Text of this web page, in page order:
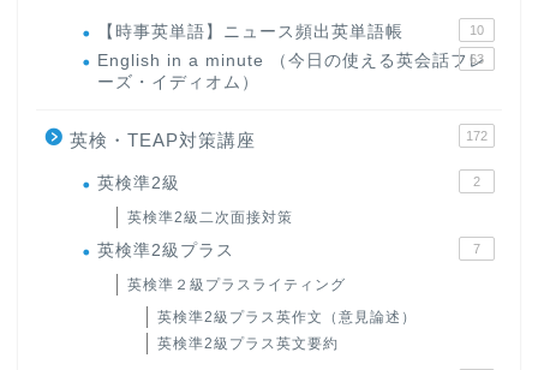
【時事英単語】ニュース頻出英単語帳 10
English in a minute （今日の使える英会話フレ
ーズ・イディオム）
63
英検・TEAP対策講座 172
英検準2級 2
英検準2級二次面接対策
英検準2級プラス 7
英検準２級プラスライティング
英検準2級プラス英作文（意見論述）
英検準2級プラス英文要約